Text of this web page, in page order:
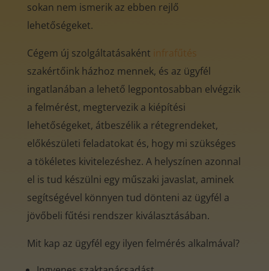
sokan nem ismerik az ebben rejlő
lehetőségeket.
Cégem új szolgáltatásaként infrafűtés
szakértőink házhoz mennek, és az ügyfél
ingatlanában a lehető legpontosabban elvégzik
a felmérést, megtervezik a kiépítési
lehetőségeket, átbeszélik a rétegrendeket,
előkészületi feladatokat és, hogy mi szükséges
a tökéletes kivitelezéshez. A helyszínen azonnal
el is tud készülni egy műszaki javaslat, aminek
segítségével könnyen tud dönteni az ügyfél a
jövőbeli fűtési rendszer kiválasztásában.
Mit kap az ügyfél egy ilyen felmérés alkalmával?